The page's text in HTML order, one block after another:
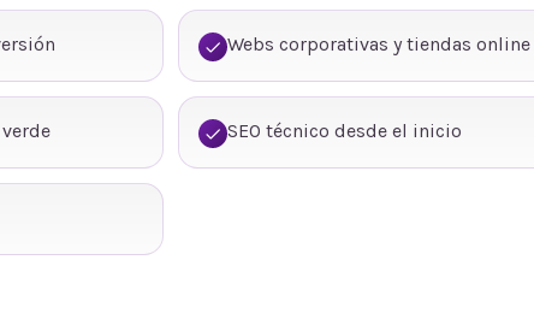
Webs corporativas y tiendas online
SEO técnico desde el inicio